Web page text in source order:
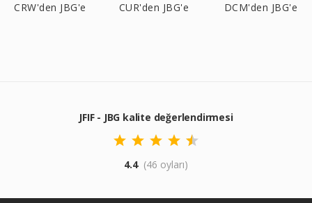
CRW'den JBG'e CUR'den JBG'e DCM'den JBG'e
JFIF - JBG kalite değerlendirmesi
4.4 (46 oyları)